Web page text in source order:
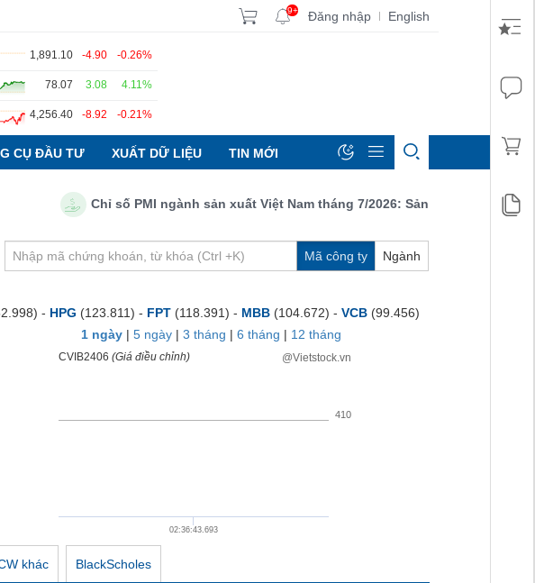
9+ Đăng nhập | English
1,891.10 -4.90 -0.26%
78.07 3.08 4.11%
4,256.40 -8.92 -0.21%
CỤ ĐẦU TƯ XUẤT DỮ LIỆU TIN MỚI
Chỉ số PMI ngành sản xuất Việt Nam tháng 7/2026: Sản lượng, số lượng
Mã công ty Ngành
- HPG (123.811) - FPT (118.391) - MBB (104.672) - VCB (99.456)
1 ngày | 5 ngày | 3 tháng | 6 tháng | 12 tháng
CVIB2406 (Giá điều chỉnh) @Vietstock.vn
02:36:43.693
410
khác BlackScholes
Dịch vụ